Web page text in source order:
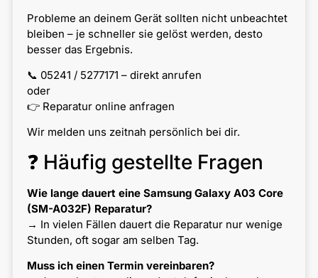
Probleme an deinem Gerät sollten nicht unbeachtet
bleiben – je schneller sie gelöst werden, desto
besser das Ergebnis.
📞 05241 / 5277171 – direkt anrufen
oder
👉 Reparatur online anfragen
Wir melden uns zeitnah persönlich bei dir.
❓ Häufig gestellte Fragen
Wie lange dauert eine Samsung Galaxy A03 Core
(SM-A032F) Reparatur?
→ In vielen Fällen dauert die Reparatur nur wenige
Stunden, oft sogar am selben Tag.
Muss ich einen Termin vereinbaren?